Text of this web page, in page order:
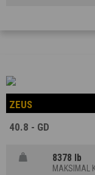
ZEUS
40.8 - GD
8378 lb
MAKSIMAL